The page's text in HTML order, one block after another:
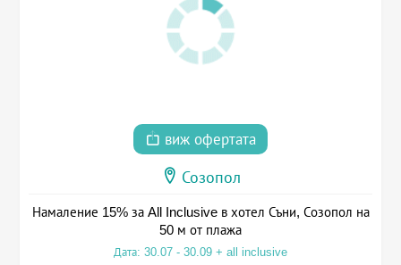
виж офертата
Созопол
Намаление 15% за All Inclusive в хотел Съни, Созопол на
50 м от плажа
Дата: 30.07 - 30.09 + all inclusive